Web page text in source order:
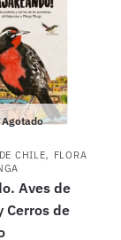
Agotado
CHILE, FLORA
Aves de
Cerros de